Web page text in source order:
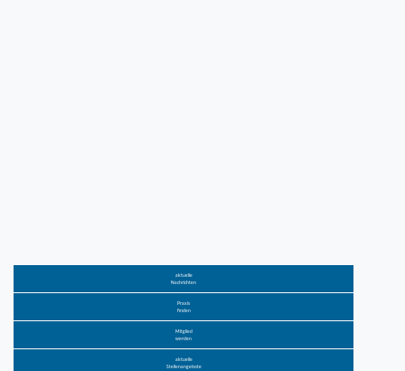
aktuelle
Nachrichten
Praxis
finden
Mitglied
werden
aktuelle
Stellenangebote